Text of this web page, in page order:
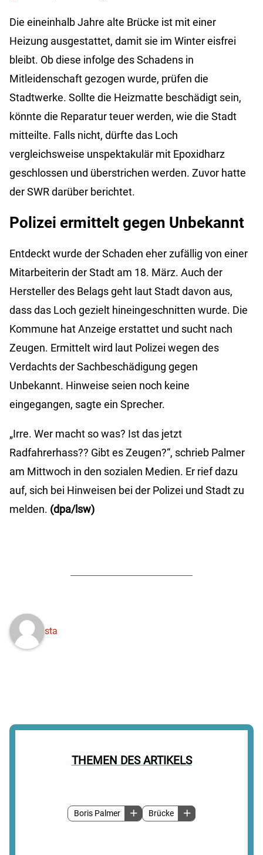
THEMEN DES ARTIKELS
Boris Palmer Brücke
Die eineinhalb Jahre alte Brücke ist mit einer
Heizung ausgestattet, damit sie im Winter eisfrei
bleibt. Ob diese infolge des Schadens in
Mitleidenschaft gezogen wurde, prüfen die
Stadtwerke. Sollte die Heizmatte beschädigt sein,
könnte die Reparatur teuer werden, wie die Stadt
mitteilte. Falls nicht, dürfte das Loch
vergleichsweise unspektakulär mit Epoxidharz
geschlossen und überstrichen werden. Zuvor hatte
der SWR darüber berichtet.
Polizei ermittelt gegen Unbekannt
Entdeckt wurde der Schaden eher zufällig von einer
Mitarbeiterin der Stadt am 18. März. Auch der
Hersteller des Belags geht laut Stadt davon aus,
dass das Loch gezielt hineingeschnitten wurde. Die
Kommune hat Anzeige erstattet und sucht nach
Zeugen. Ermittelt wird laut Polizei wegen des
Verdachts der Sachbeschädigung gegen
Unbekannt. Hinweise seien noch keine
eingegangen, sagte ein Sprecher.
„Irre. Wer macht so was? Ist das jetzt
Radfahrerhass?? Gibt es Zeugen?“, schrieb Palmer
am Mittwoch in den sozialen Medien. Er rief dazu
auf, sich bei Hinweisen bei der Polizei und Stadt zu
melden. (dpa/lsw)
sta